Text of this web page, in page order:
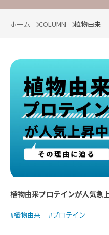
ホーム COLUMN 植物由来
植物由来プロテインが人気急
植物由来 プロテイン